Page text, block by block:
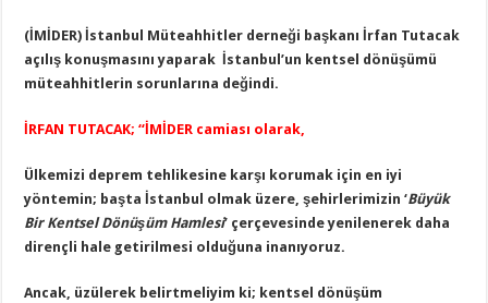
(İMİDER) İstanbul Müteahhitler derneği başkanı İrfan Tutacak
açılış konuşmasını yaparak İstanbul’un kentsel dönüşümü
müteahhitlerin sorunlarına değindi.
İRFAN TUTACAK; “İMİDER camiası olarak,
Ülkemizi deprem tehlikesine karşı korumak için en iyi
yöntemin; başta İstanbul olmak üzere, şehirlerimizin ‘Büyük
Bir Kentsel Dönüşüm Hamlesi’ çerçevesinde yenilenerek daha
dirençli hale getirilmesi olduğuna inanıyoruz.
Ancak, üzülerek belirtmeliyim ki; kentsel dönüşüm